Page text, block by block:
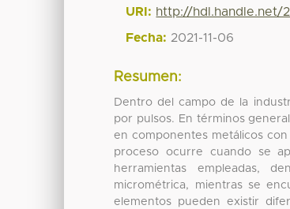
URI: http://hdl.handle.net/
Fecha: 2021-11-06
Resumen:
Dentro del campo de la
por pulsos. En términos
en componentes metálicos
proceso ocurre cuando se
herramientas empleadas,
micrométrica, mientras se
elementos pueden existir